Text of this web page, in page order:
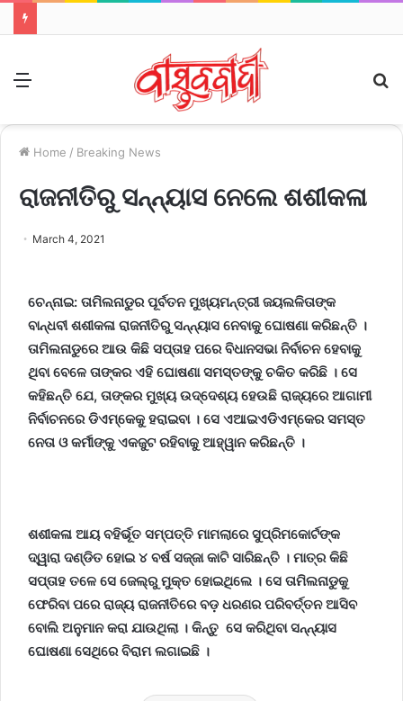
Home / Breaking News
ରାଜନୀତିରୁ ସନ୍ନ୍ୟାସ ନେଲେ ଶଶୀକଳା
March 4, 2021
ଚେନ୍ନାଇ: ତାମିଲନାଡୁର ପୂର୍ବତନ ମୁଖ୍ୟମନ୍ତ୍ରୀ ଜୟଲଳିତାଙ୍କ
ବାନ୍ଧବୀ ଶଶୀକଳା ରାଜନୀତିରୁ ସନ୍ନ୍ୟାସ ନେବାକୁ ଘୋଷଣା କରିଛନ୍ତି ।
ତାମିଲନାଡୁରେ ଆଉ କିଛି ସପ୍ତାହ ପରେ ବିଧାନସଭା ନିର୍ବାଚନ ହେବାକୁ
ଥିବା ବେଳେ ତାଙ୍କର ଏହି ଘୋଷଣା ସମସ୍ତଙ୍କୁ ଚକିତ କରିଛି । ସେ
କହିଛନ୍ତି ଯେ, ତାଙ୍କର ମୁଖ୍ୟ ଉଦ୍ଦେଶ୍ୟ ହେଉଛି ରାଜ୍ୟରେ ଆଗାମୀ
ନିର୍ବାଚନରେ ଡିଏମ୍‌କେକୁ ହରାଇବା । ସେ ଏଆଇଏଡିଏମ୍‌କେର ସମସ୍ତ
ନେତା ଓ କର୍ମୀଙ୍କୁ ଏକଜୁଟ ରହିବାକୁ ଆହ୍ୱାନ କରିଛନ୍ତି ।
ଶଶୀକଳା ଆୟ ବହିର୍ଭୂତ ସମ୍ପତ୍ତି ମାମଲାରେ ସୁପ୍ରିମକୋର୍ଟଙ୍କ
ଦ୍ୱାରା ଦଣ୍ଡିତ ହୋଇ ୪ ବର୍ଷ ସଜ୍ଜା କାଟି ସାରିଛନ୍ତି । ମାତ୍ର କିଛି
ସପ୍ତାହ ତଳେ ସେ ଜେଲ୍‌ରୁ ମୁକ୍ତ ହୋଇଥିଲେ । ସେ ତାମିଲନାଡୁକୁ
ଫେରିବା ପରେ ରାଜ୍ୟ ରାଜନୀତିରେ ବଡ଼ ଧରଣର ପରିବର୍ତ୍ତନ ଆସିବ
ବୋଲି ଅନୁମାନ କରା ଯାଉଥିଲା । କିନ୍ତୁ ସେ କରିଥିବା ସନ୍ନ୍ୟାସ
ଘୋଷଣା ସେଥିରେ ବିରାମ ଲଗାଇଛି ।